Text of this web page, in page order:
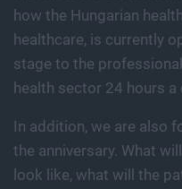
how the Hungarian
healthcare, is currently
stage to the
health sector 24 hours a
In addition, we are also
the anniversary. What
look like, what will the